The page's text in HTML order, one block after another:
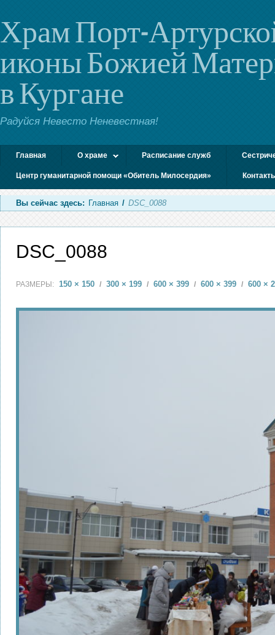
Храм Порт-
иконы Божией
в Кургане
Радуйся Невесто Неневестная!
Главная О храме Расписание служб
Центр гуманитарной помощи «Обитель Милосердия»
Вы сейчас здесь: Главная / DSC_0088
DSC_0088
РАЗМЕРЫ: 150 × 150 / 300 × 199 / 600 × 399 / 600 × 399 / 600 ×